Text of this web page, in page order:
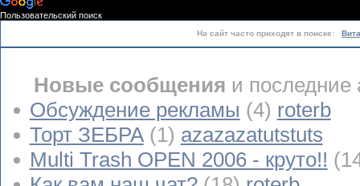
Пользовательский поиск
На сайт часто приходят в поиске:
Новые сообщения и последние
Обсуждение рекламы (4) roterb
Торт ЗЕБРА (1) azazazatutstuts
Multi Trash OPEN 2006 - круто!!